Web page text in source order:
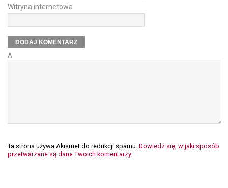
Witryna internetowa
Δ
Ta strona używa Akismet do redukcji spamu. Dowiedz się, w jaki sposób
przetwarzane są dane Twoich komentarzy.